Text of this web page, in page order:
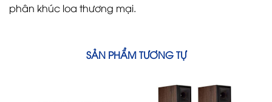
phân khúc loa thương mại.
SẢN PHẨM TƯƠNG TỰ